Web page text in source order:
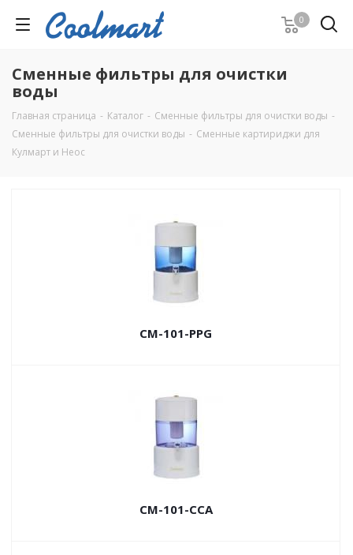
0
Cменные фильтры для очистки
воды
Главная страница - Каталог - Cменные фильтры для очистки воды -
Cменные фильтры для очистки воды - Сменные картириджи для
Кулмарт и Неос
СМ-101-PPG
СМ-101-CCA